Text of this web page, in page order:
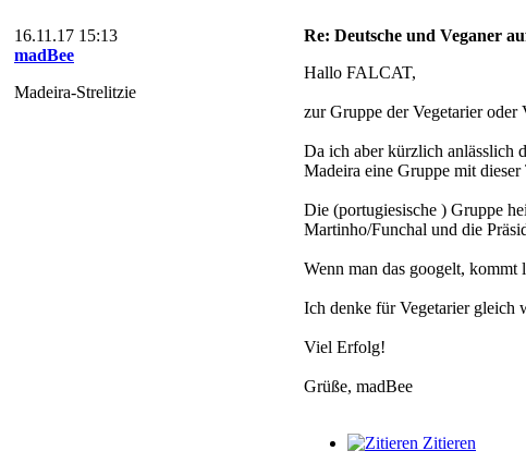
16.11.17 15:13
madBee
Madeira-Strelitzie
Re: Deutsche und Veganer
Hallo FALCAT,
zur Gruppe der Vegetarier oder
Da ich aber kürzlich anlässlich
Madeira eine Gruppe mit
Die (portugiesische ) Gruppe
Martinho/Funchal und die
Wenn man das googelt, kommt
Ich denke für Vegetarier gleich
Viel Erfolg!
Grüße, madBee
Zitieren